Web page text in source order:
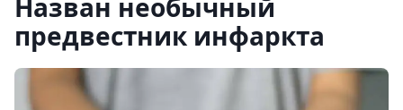
Назван необычный
предвестник инфаркта